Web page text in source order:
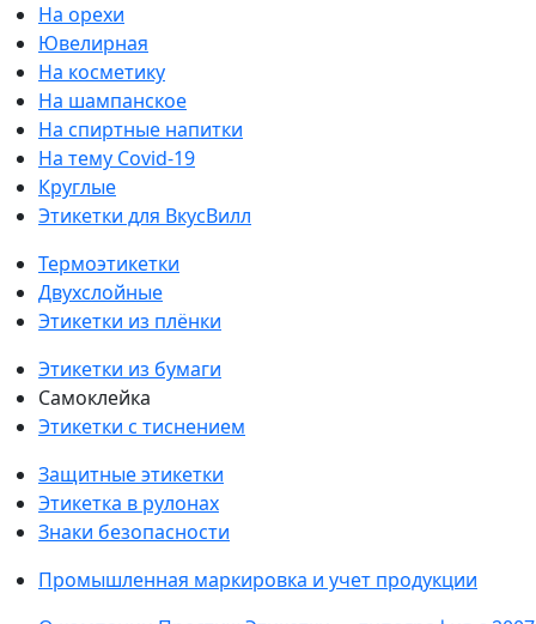
На орехи
Ювелирная
На косметику
На шампанское
На спиртные напитки
На тему Covid-19
Круглые
Этикетки для ВкусВилл
Термоэтикетки
Двухслойные
Этикетки из плёнки
Этикетки из бумаги
Самоклейка
Этикетки с тиснением
Защитные этикетки
Этикетка в рулонах
Знаки безопасности
Промышленная маркировка и учет продукции